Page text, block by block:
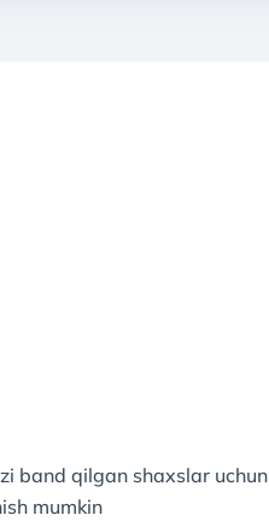
band qilgan shaxslar uchun
mumkin